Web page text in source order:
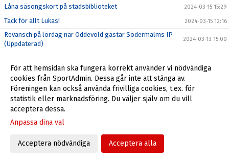
Låna säsongskort på stadsbiblioteket 2024-03-15 15:29
Tack för allt Lukas! 2024-03-15 12:16
Revansch på lördag när Oddevold gästar Södermalms IP
(Uppdaterad)
2024-03-13 15:00
OBS! Ny tid för årsmöte 19/3 19:00 2024-03-12 10:34
Inför IF Karlstad Fotboll (b), 9/3 2024-03-08 22:37
Veckans krönika signerad Christer Tonning 2024-03-05 09:15
All fotboll -25% på Intersport
Seger i sista gruppspelsmatch i Svenska cupen
Inför Nordic United i Svenska Cupen
För att hemsidan ska fungera korrekt använder vi nödvändiga
cookies från SportAdmin. Dessa går inte att stänga av.
Föreningen kan också använda frivilliga cookies, t.ex. för
statistik eller marknadsföring. Du väljer själv om du vill
acceptera dessa.
Anpassa dina val
Acceptera nödvändiga Acceptera alla